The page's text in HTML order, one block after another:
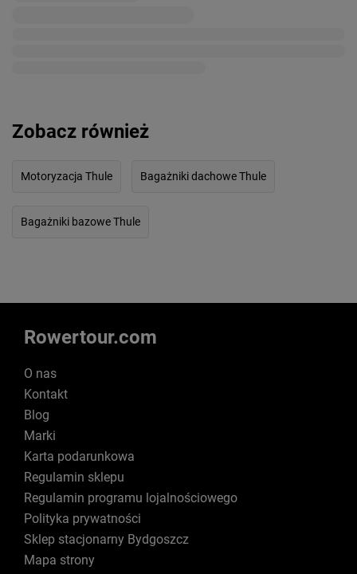
Zobacz również
Motoryzacja Thule Bagażniki dachowe Thule
Bagażniki bazowe Thule
Rowertour.com
O nas
Kontakt
Blog
Marki
Karta podarunkowa
Regulamin sklepu
Regulamin programu lojalnościowego
Polityka prywatności
Sklep stacjonarny Bydgoszcz
Mapa strony